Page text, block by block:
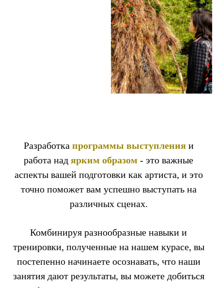
Разработка программы выступленияи
работа над ярким образом - это важные
аспекты вашей подготовки как артиста, и это
точно поможет вам успешно выступать на
различных сценах.
Комбинируя разнообразные навыки и
тренировки, полученные на нашем курасе, вы
постепенно начинаете осознавать, что наши
занятия дают результаты, вы можете добиться